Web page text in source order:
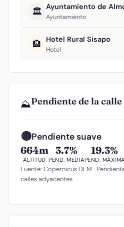
🏛️ Ayuntamiento
🏨 Hotel Rural Sisapo
Hotel
⛰️Pendiente de la calle
🟡Pendiente suave
664m
ALTITUD
3.7%
PEND. MEDIA
19.3%
PEND. MÁXIMA
Fuente: Copernicus DEM ·
calles adyacentes